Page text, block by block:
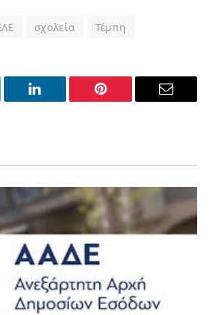
σχολεία Τέμπη
LinkedIn Pinterest Email